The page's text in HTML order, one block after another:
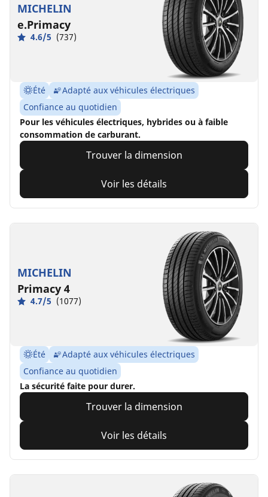
MICHELIN
e.Primacy
4.6/5 (737)
Été
Adapté aux véhicules électriques
Confiance au quotidien
Pour les véhicules électriques, hybrides ou à faible
consommation de carburant.
Trouver la dimension
Voir les détails
MICHELIN
Primacy 4
4.7/5 (1077)
Été
Adapté aux véhicules électriques
Confiance au quotidien
La sécurité faite pour durer.
Trouver la dimension
Voir les détails